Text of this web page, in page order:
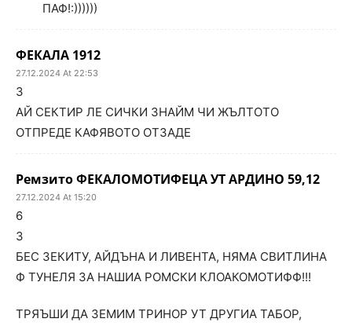
ПАФ!:))))))
ФЕКАЛА 1912
27.12.2024 At 22:53
3
АЙ СЕКТИР ЛЕ СИЧКИ ЗНАЙМ ЧИ ЖЪЛТОТО
ОТПРЕДЕ КАФЯВОТО ОТЗАДЕ
Ремзито ФЕКАЛОМОТИФЕЦА УТ АРДИНО 59,12
27.12.2024 At 15:20
6
3
БЕС ЗЕКИТУ, АЙДЪНА И ЛИВЕНТА, НЯМА СВИТЛИНА
Ф ТУНЕЛЯ ЗА НАШИА РОМСКИ КЛОАКОМОТИФФ!!!
ТРЯЪШИ ДА ЗЕМИМ ТРИНОР УТ ДРУГИА ТАБОР,